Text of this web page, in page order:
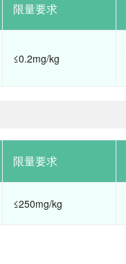
限量要求
≤0.2mg/kg
限量要求
≤250mg/kg